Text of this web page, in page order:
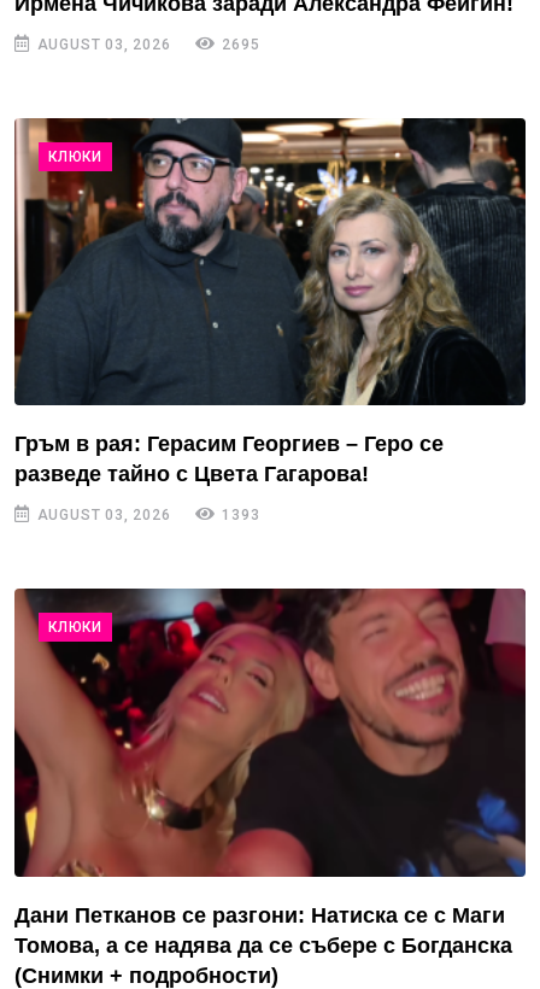
AUGUST 03, 2026 2695
КЛЮКИ
Гръм в рая: Герасим Георгиев – Геро се
разведе тайно с Цвета Гагарова!
AUGUST 03, 2026 1393
КЛЮКИ
Дани Петканов се разгони: Натиска се с Маги
Томова, а се надява да се събере с Богданска
(Снимки + подробности)